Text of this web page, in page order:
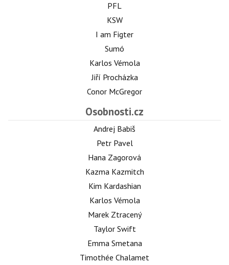
PFL
KSW
I am Figter
Sumó
Karlos Vémola
Jiří Procházka
Conor McGregor
Osobnosti.cz
Andrej Babiš
Petr Pavel
Hana Zagorová
Kazma Kazmitch
Kim Kardashian
Karlos Vémola
Marek Ztracený
Taylor Swift
Emma Smetana
Timothée Chalamet